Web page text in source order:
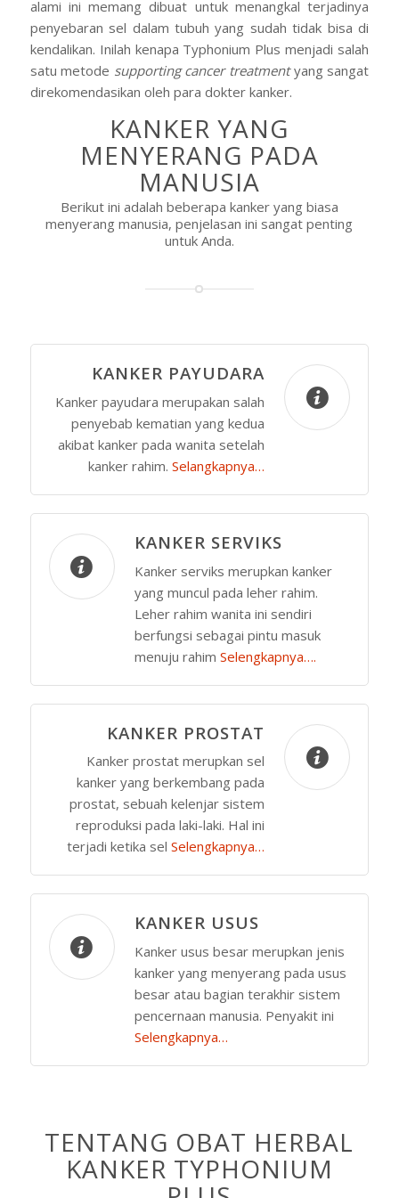
alami ini memang dibuat untuk menangkal terjadinya
penyebaran sel dalam tubuh yang sudah tidak bisa di
kendalikan. Inilah kenapa Typhonium Plus menjadi salah
satu metode supporting cancer treatmentyang sangat
direkomendasikan oleh para dokter kanker.
KANKER YANG
MENYERANG PADA
MANUSIA
Berikut ini adalah beberapa kanker yang biasa
menyerang manusia, penjelasan ini sangat penting
untuk Anda.
KANKER PAYUDARA
Kanker payudara merupakan salah
penyebab kematian yang kedua
akibat kanker pada wanita setelah
kanker rahim.Selangkapnya…
KANKER SERVIKS
Kanker serviks merupkan kanker
yang muncul pada leher rahim.
Leher rahim wanita ini sendiri
berfungsi sebagai pintu masuk
menuju rahim Selengkapnya….
KANKER PROSTAT
Kanker prostat merupkan sel
kanker yang berkembang pada
prostat, sebuah kelenjar sistem
reproduksi pada laki-laki. Hal ini
terjadi ketika selSelengkapnya…
KANKER USUS
Kanker usus besar merupkan jenis
kanker yang menyerang pada usus
besar atau bagian terakhir sistem
pencernaan manusia. Penyakit ini
Selengkapnya…
TENTANG OBAT HERBAL
KANKER TYPHONIUM